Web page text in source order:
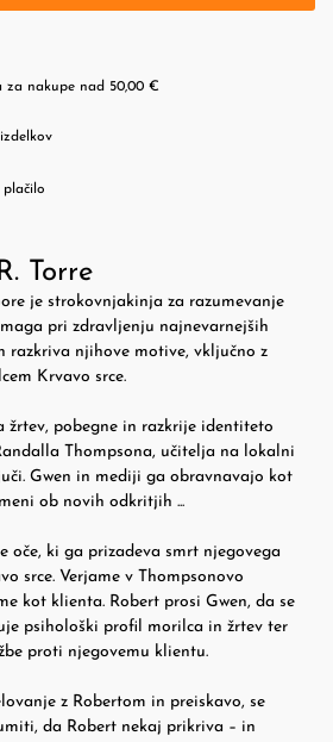
za nakupe nad 50,00 €
Torre
je strokovnjakinja za razumevanje
pri zdravljenju najnevarnejših
razkriva njihove motive, vključno z
Krvavo srce.
žrtev, pobegne in razkrije identiteto
Thompsona, učitelja na lokalni
Gwen in mediji ga obravnavajo kot
ob novih odkritjih ...
oče, ki ga prizadeva smrt njegovega
srce. Verjame v Thompsonovo
kot klienta. Robert prosi Gwen, da se
psihološki profil morilca in žrtev ter
proti njegovemu klientu.
z Robertom in preiskavo, se
da Robert nekaj prikriva – in